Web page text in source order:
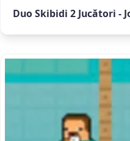
Duo Skibidi 2 Jucători -